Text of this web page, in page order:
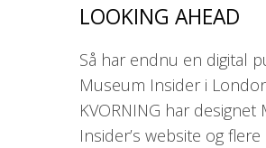
LOOKING AHEAD
Så har endnu en digital
Museum Insider i
KVORNING har designet
Insider’s website og